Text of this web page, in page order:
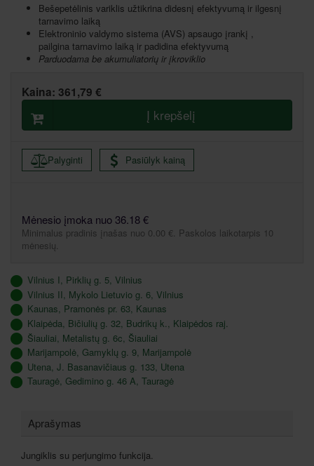
Bešepetėlinis variklis užtikrina didesnį efektyvumą ir ilgesnį
tarnavimo laiką
Elektroninio valdymo sistema (AVS) apsaugo įrankį ,
pailgina tarnavimo laiką ir padidina efektyvumą
Parduodama be akumuliatorių ir įkroviklio
Kaina: 361,79 €
Į krepšelį
Palyginti Pasiūlyk kainą
Mėnesio įmoka nuo 36.18 €
Minimalus pradinis įnašas nuo 0.00 €. Paskolos laikotarpis 10
mėnesių.
Vilnius I, Pirklių g. 5, Vilnius
Vilnius II, Mykolo Lietuvio g. 6, Vilnius
Kaunas, Pramonės pr. 63, Kaunas
Klaipėda, Bičiulių g. 32, Budrikų k., Klaipėdos raj.
Šiauliai, Metalistų g. 6c, Šiauliai
Marijampolė, Gamyklų g. 9, Marijampolė
Utena, J. Basanavičiaus g. 133, Utena
Tauragė, Gedimino g. 46 A, Tauragė
Aprašymas
Jungiklis su perjungimo funkcija.